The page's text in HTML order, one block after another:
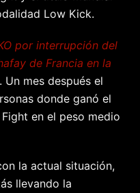
Low Kick.
por interrupción del
de Francia en la
. Un mes después el
donde ganó el
en el peso medio
la actual situación,
llevando la